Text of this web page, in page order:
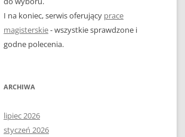
I na koniec, serwis oferujący prace
magisterskie- wszystkie sprawdzone i
godne polecenia.
ARCHIWA
lipiec 2026
styczeń 2026